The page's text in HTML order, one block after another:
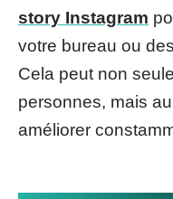
story Instagram
votre bureau ou
Cela peut non
personnes, mais
améliorer